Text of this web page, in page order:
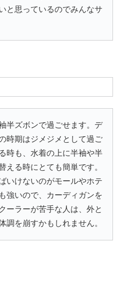
と思っているのでみんなサ
半ズボンで過ごせます。デ
時期はジメジメとして過ご
時も、水着の上に半袖や半
える時にとても簡単です。
いけないのがモールやホテ
強いので、カーディガンを
ーラーが苦手な人は、外と
調を崩すかもしれません。